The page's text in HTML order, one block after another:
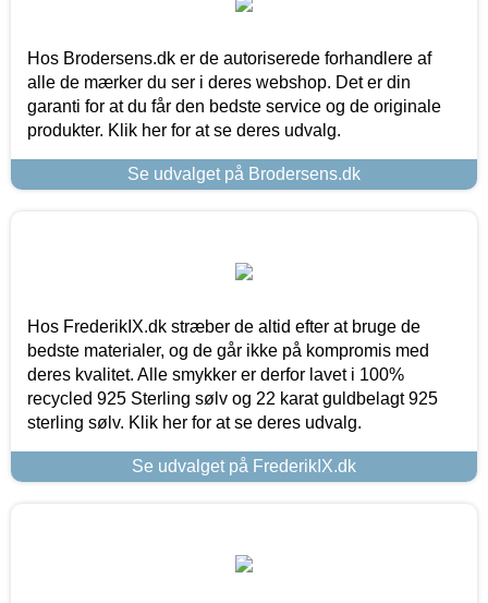
Hos Brodersens.dk er de autoriserede forhandlere af
alle de mærker du ser i deres webshop. Det er din
garanti for at du får den bedste service og de originale
produkter. Klik her for at se deres udvalg.
Se udvalget på Brodersens.dk
Hos FrederikIX.dk stræber de altid efter at bruge de
bedste materialer, og de går ikke på kompromis med
deres kvalitet. Alle smykker er derfor lavet i 100%
recycled 925 Sterling sølv og 22 karat guldbelagt 925
sterling sølv. Klik her for at se deres udvalg.
Se udvalget på FrederikIX.dk